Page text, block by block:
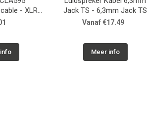
- XLR
female
Jack TS - 6,3mm Jack TS
Vanaf €17.49
Meer info